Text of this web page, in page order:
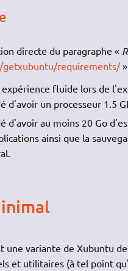
directe du paragraphe «
requirements/»
fluide lors de
d'avoir un processeur 1.5
d'avoir au moins 20 Go
ainsi que la
une variante de Xubuntu
et utilitaires (à tel point